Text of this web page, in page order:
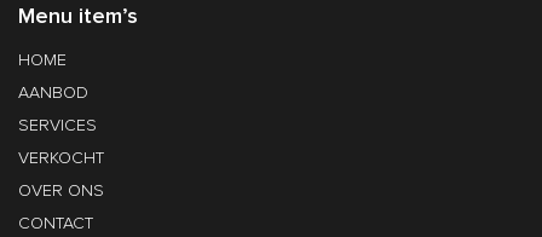
Menu item’s
HOME
AANBOD
SERVICES
VERKOCHT
OVER ONS
CONTACT